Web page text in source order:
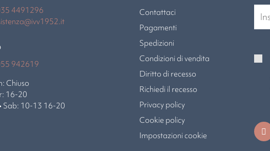
4491296
942619
Chiuso
16-20
Sab: 10-13 16-20
Contattaci
Pagamenti
Spedizioni
Condizioni di vendita
Diritto di recesso
Richiedi il recesso
Privacy policy
Cookie policy
Impostazioni cookie